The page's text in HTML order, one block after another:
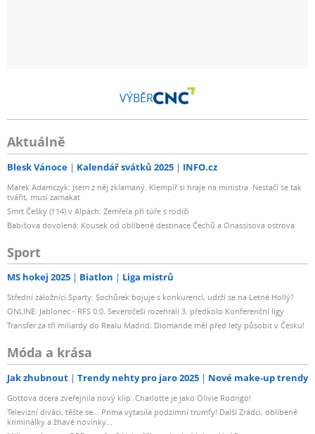
VÝBĚR
Aktuálně
Blesk Vánoce Kalendář svátků 2025 INFO.cz
Marek Adamczyk: Jsem z něj zklamaný. Klempíř si hraje na ministra. Nestačí se tak
tvářit, musí zamakat
Smrt Češky (†14) v Alpách: Zemřela při túře s rodiči
Babišova dovolená: Kousek od oblíbené destinace Čechů a Onassisova ostrova
Sport
MS hokej 2025 Biatlon Liga mistrů
Střední záložníci Sparty: Sochůrek bojuje s konkurencí, udrží se na Letné Hollý?
ONLINE: Jablonec - RFS 0:0. Severočeši rozehráli 3. předkolo Konferenční ligy
Transfer za tři miliardy do Realu Madrid: Diomande měl před lety působit v Česku!
Móda a krása
Jak zhubnout Trendy nehty pro jaro 2025 Nové make-up trendy
Gottova dcera zveřejnila nový klip: Charlotte je jako Olivie Rodrigo!
Televizní diváci, těšte se... Prima vytasila podzimní trumfy! Další Zrádci, oblíbené
kriminálky a žhavé novinky...